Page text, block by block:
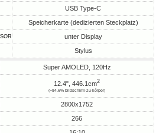
USB Type-C
Speicherkarte (dedizierten Steckplatz)
unter Display
Stylus
Super AMOLED, 120Hz
12.4", 446.1cm2
(~84.6% bildschirm-zu-körper)
2800x1752
266